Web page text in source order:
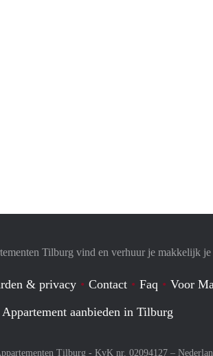
Tilburg vind en verhuur je makkelijk je
& privacy Contact Faq
Voor
aanbieden in Tilburg
Tilburg - KvK nr. 02094127 –